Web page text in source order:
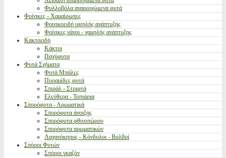
Φυλλοβόλα αναρριχώμενα φυτά
Φοίνικες - Χαμαίρωπες
Φοινικοειδή υψηλής ανάπτυξης
Φοίνικες νάνοι - χαμηλής ανάπτυξης
Κακτοειδή
Κάκτοι
Παχύφυτα
Φυτά Σχήματα
Φυτά Μπάλες
Πυραμίδες φυτά
Σπιράλ - Στριφτά
Ελεύθερα - Τοπιάρια
Σπορόφυτα - Αρωματικά
Σπορόφυτα άνοιξης
Σπορόφυτα φθινοπώρου
Σπορόφυτα αρωματικών
Λαχανόκηπος - Κόνδυλοι - Βολβοί
Σπόροι Φυτών
Σπόροι γκαζόν